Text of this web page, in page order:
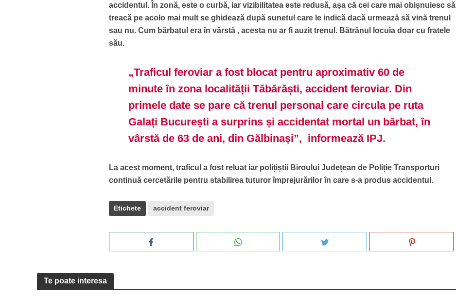
accidentul. În zonă, este o curbă, iar vizibilitatea este redusă, așa că cei care mai obișnuiesc să
treacă pe acolo mai mult se ghidează după sunetul care le indică dacă urmează să vină trenul
sau nu. Cum bărbatul era în vârstă , acesta nu ar fi auzit trenul. Bătrânul locuia doar cu fratele
său.
„Traficul feroviar a fost blocat pentru aproximativ 60 de
minute în zona localității Tăbărăști, accident feroviar. Din
primele date se pare că trenul personal care circula pe ruta
Galați București a surprins și accidentat mortal un bărbat, în
vârstă de 63 de ani, din Gălbinași”, informează IPJ.
La acest moment, traficul a fost reluat iar polițiștii Biroului Județean de Poliție Transporturi
continuă cercetările pentru stabilirea tuturor împrejurărilor în care s-a produs accidentul.
Etichete accident feroviar
Te poate interesa